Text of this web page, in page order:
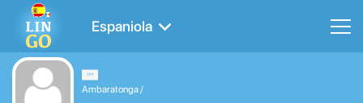
Espaniola
Ambaratonga/